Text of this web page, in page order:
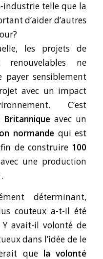
industrie telle que la
d’aider d’autres
les projets de
renouvelables ne
sensiblement
avec un impact
C’est
Britannique avec un
normande qui est
de construire 100
une production
déterminant,
couteux a-t-il été
avait-il volonté de
dans l’idée de le
que la volonté